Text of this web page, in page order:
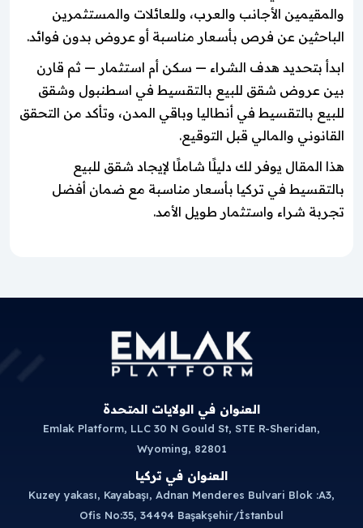
والمقيمين الأجانب والعرب، وللعائلات والمستثمرين
الباحثين عن فرص بأسعار مناسبة أو عروض بدون فوائد.
ابدأ بتحديد هدف الشراء — سكن أم استثمار — ثم قارن
بين عروض شقق للبيع بالتقسيط في اسطنبول وشقق
للبيع بالتقسيط في أنطاليا وباقي المدن، وتأكد من التحقق
القانوني والمالي قبل التوقيع.
هذا المقال يوفر لك دليلًا شاملًا لإيجاد شقق للبيع
بالتقسيط في تركيا بأسعار مناسبة مع ضمان أفضل
تجربة شراء واستثمار طويل الأمد.
العنوان في الولايات المتحدة
Emlak Platform, LLC 30 N Gould St, STE R-Sheridan,
Wyoming, 82801
العنوان في تركيا
Kuzey yakası, Kayabaşı, Adnan Menderes Bulvari Blok :A3,
Ofis No:35, 34494 Başakşehir/İstanbul